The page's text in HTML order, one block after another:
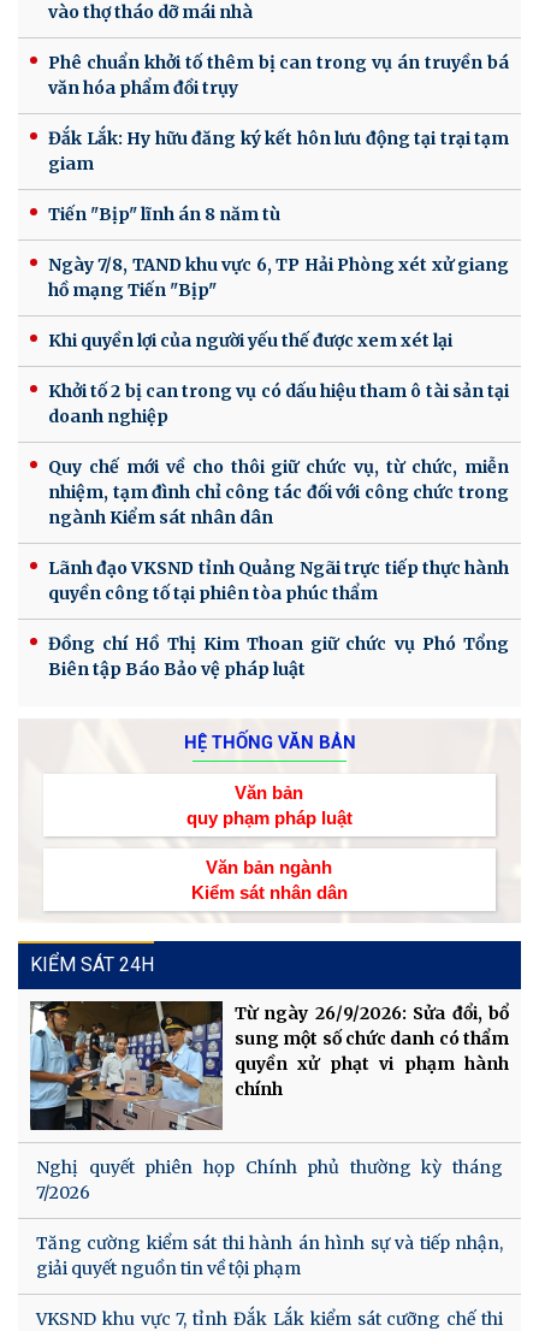
vào thợ tháo dỡ mái nhà
Phê chuẩn khởi tố thêm bị can trong vụ án truyền bá
văn hóa phẩm đồi trụy
Đắk Lắk: Hy hữu đăng ký kết hôn lưu động tại trại tạm
giam
Tiến "Bịp" lĩnh án 8 năm tù
Ngày 7/8, TAND khu vực 6, TP Hải Phòng xét xử giang
hồ mạng Tiến "Bịp"
Khi quyền lợi của người yếu thế được xem xét lại
Khởi tố 2 bị can trong vụ có dấu hiệu tham ô tài sản tại
doanh nghiệp
Quy chế mới về cho thôi giữ chức vụ, từ chức, miễn
nhiệm, tạm đình chỉ công tác đối với công chức trong
ngành Kiểm sát nhân dân
Lãnh đạo VKSND tỉnh Quảng Ngãi trực tiếp thực hành
quyền công tố tại phiên tòa phúc thẩm
Đồng chí Hồ Thị Kim Thoan giữ chức vụ Phó Tổng
Biên tập Báo Bảo vệ pháp luật
HỆ THỐNG VĂN BẢN
Văn bản
quy phạm pháp luật
Văn bản ngành
Kiểm sát nhân dân
KIỂM SÁT 24H
Từ ngày 26/9/2026: Sửa đổi, bổ
sung một số chức danh có thẩm
quyền xử phạt vi phạm hành
chính
Nghị quyết phiên họp Chính phủ thường kỳ tháng
7/2026
Tăng cường kiểm sát thi hành án hình sự và tiếp nhận,
giải quyết nguồn tin về tội phạm
VKSND khu vực 7, tỉnh Đắk Lắk kiểm sát cưỡng chế thi